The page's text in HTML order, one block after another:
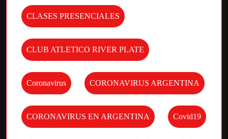
CLASES PRESENCIALES
CLUB ATLETICO RIVER PLATE
Coronavirus CORONAVIRUS ARGENTINA
CORONAVIRUS EN ARGENTINA Covid19